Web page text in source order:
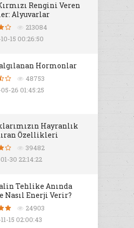
Rengini Veren
Alyuvarlar
213084
15 00:26:50
Hormonlar
48753
26 01:45:25
Hayranlık
Özellikleri
39482
30 22:14:22
Tehlike Anında
Nasıl Enerji Verir?
24903
15 02:00:43